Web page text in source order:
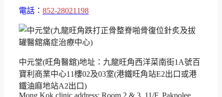
電話： 852-28021198
中元堂(旺角醫舘)地址：九龍旺角西洋菜南街1A號百
寶利商業中心11樓02及03室(港鐵旺角站E2出口或港
鐵油麻地站A2出口)
Mong Kok clinic address: Room 2 & 3, 11/F, Pakpolee